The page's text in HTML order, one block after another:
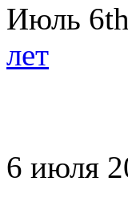
Июль
лет
6 июля